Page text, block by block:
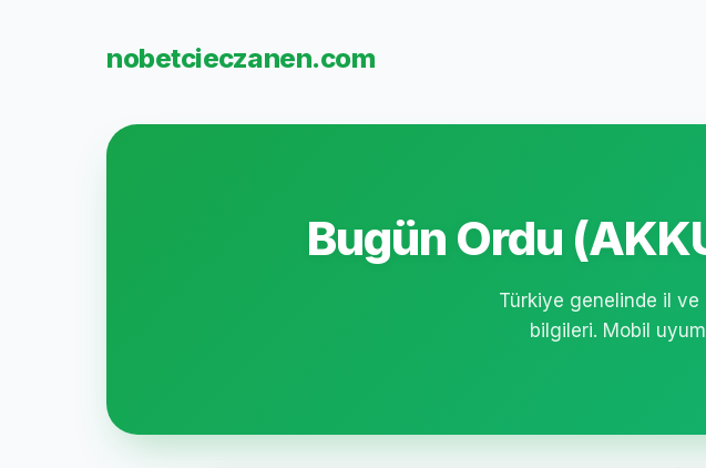
nobetcieczanen.com
Bugün Ordu
Türkiye genelinde il
bilgileri. Mobil